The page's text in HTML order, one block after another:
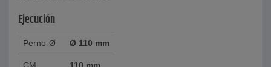
Ejecución
Perno-Ø Ø 110 mm